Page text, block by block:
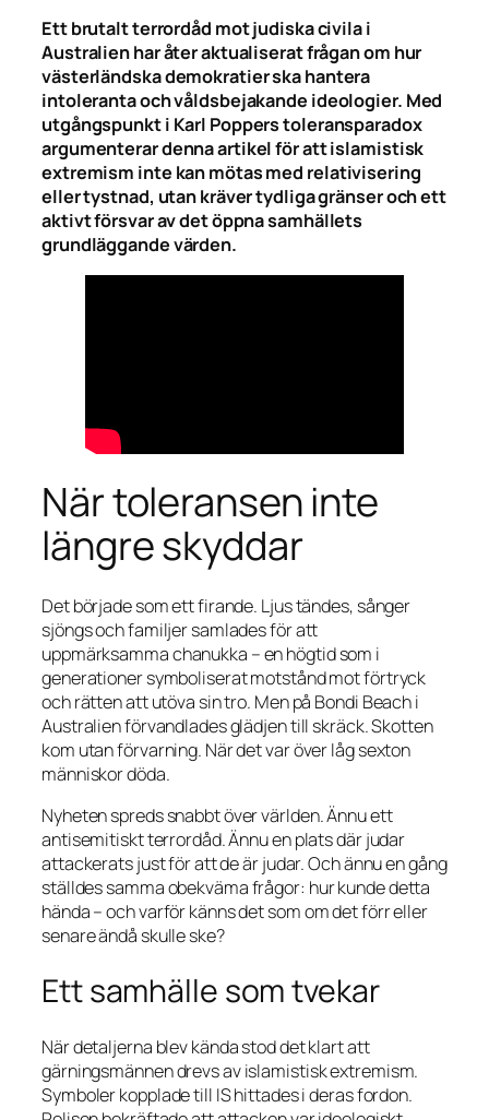
Ett brutalt terrordåd mot judiska civila i
Australien har åter aktualiserat frågan om hur
västerländska demokratier ska hantera
intoleranta och våldsbejakande ideologier. Med
utgångspunkt i Karl Poppers toleransparadox
argumenterar denna artikel för att islamistisk
extremism inte kan mötas med relativisering
eller tystnad, utan kräver tydliga gränser och ett
aktivt försvar av det öppna samhällets
grundläggande värden.
När toleransen inte
längre skyddar
Det började som ett firande. Ljus tändes, sånger
sjöngs och familjer samlades för att
uppmärksamma chanukka – en högtid som i
generationer symboliserat motstånd mot förtryck
och rätten att utöva sin tro. Men på Bondi Beach i
Australien förvandlades glädjen till skräck. Skotten
kom utan förvarning. När det var över låg sexton
människor döda.
Nyheten spreds snabbt över världen. Ännu ett
antisemitiskt terrordåd. Ännu en plats där judar
attackerats just för att de är judar. Och ännu en gång
ställdes samma obekväma frågor: hur kunde detta
hända – och varför känns det som om det förr eller
senare ändå skulle ske?
Ett samhälle som tvekar
När detaljerna blev kända stod det klart att
gärningsmännen drevs av islamistisk extremism.
Symboler kopplade till IS hittades i deras fordon.